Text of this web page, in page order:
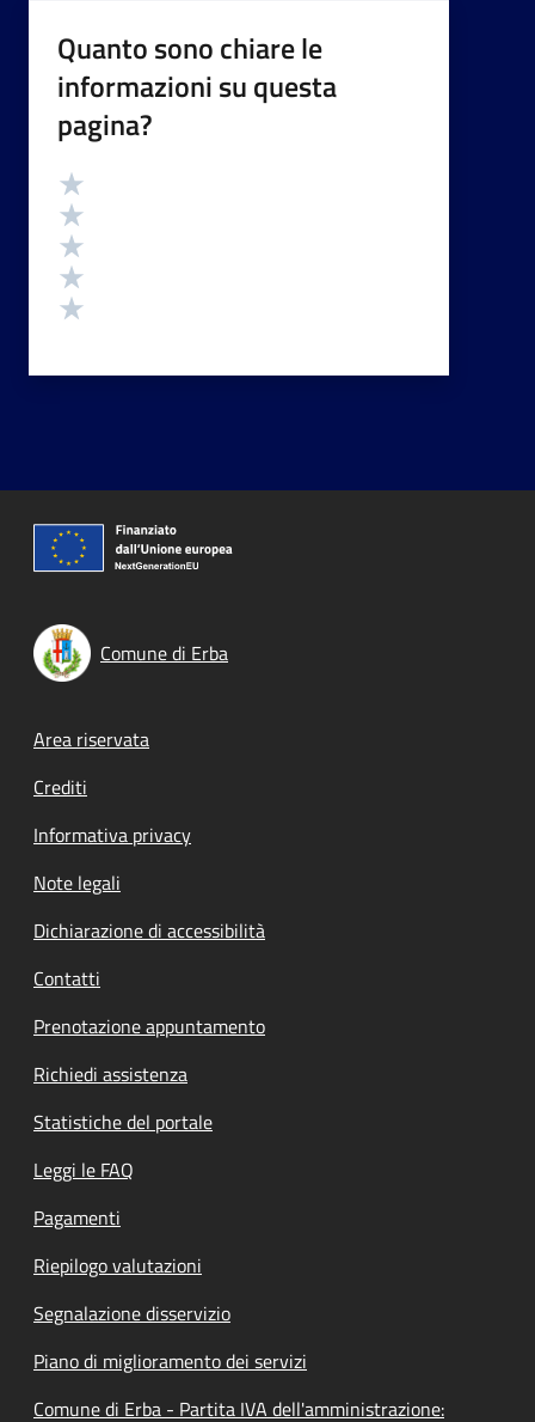
Quanto sono chiare le
informazioni su questa
pagina?
Valutazione
Comune di Erba
Footer menu
Area riservata
Crediti
Informativa privacy
Note legali
Dichiarazione di accessibilità
Contatti
Prenotazione appuntamento
Richiedi assistenza
Statistiche del portale
Leggi le FAQ
Pagamenti
Riepilogo valutazioni
Segnalazione disservizio
Piano di miglioramento dei servizi
Comune di Erba - Partita IVA dell'amministrazione: